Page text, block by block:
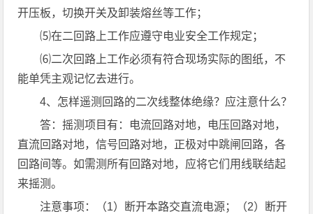
开压板，切换开关及卸装熔丝等工作；
⑸在二回路上工作应遵守电业安全工作规定；
⑹二次回路上工作必须有符合现场实际的图纸，不
能单凭主观记忆去进行。
4、怎样遥测回路的二次线整体绝缘？应注意什么？
答：摇测项目有：电流回路对地，电压回路对地，
直流回路对地，信号回路对地，正极对中跳闸回路，各
回路间等。如需测所有回路对地，应将它们用线联结起
来摇测。
注意事项：（1）断开本路交直流电源；（2）断开